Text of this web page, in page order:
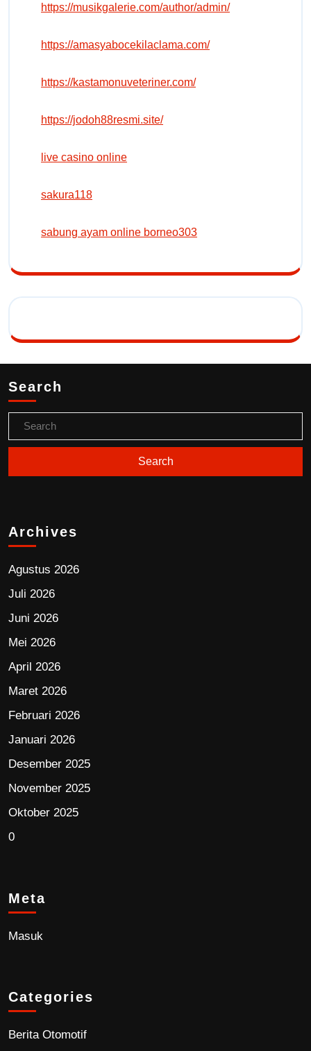
https://musikgalerie.com/author/admin/
https://amasyabocekilaclama.com/
https://kastamonuveteriner.com/
https://jodoh88resmi.site/
live casino online
sakura118
sabung ayam online borneo303
Search
Archives
Agustus 2026
Juli 2026
Juni 2026
Mei 2026
April 2026
Maret 2026
Februari 2026
Januari 2026
Desember 2025
November 2025
Oktober 2025
0
Meta
Masuk
Categories
Berita Otomotif